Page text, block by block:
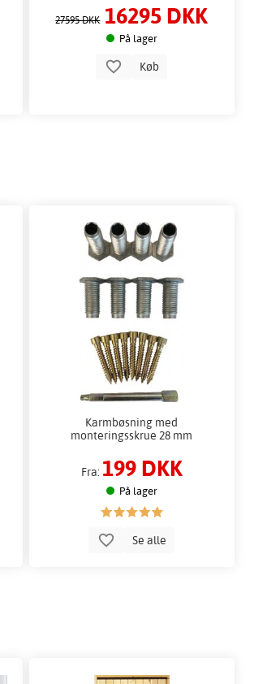
27595 DKK 16295 DKK
På lager
Køb
Karmbøsning med
monteringsskrue 28 mm
Fra: 199 DKK
På lager
Se alle